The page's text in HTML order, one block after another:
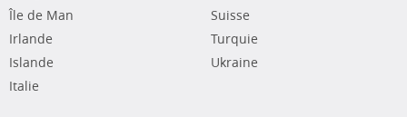
Île de Man
Irlande
Islande
Italie
Suisse
Turquie
Ukraine